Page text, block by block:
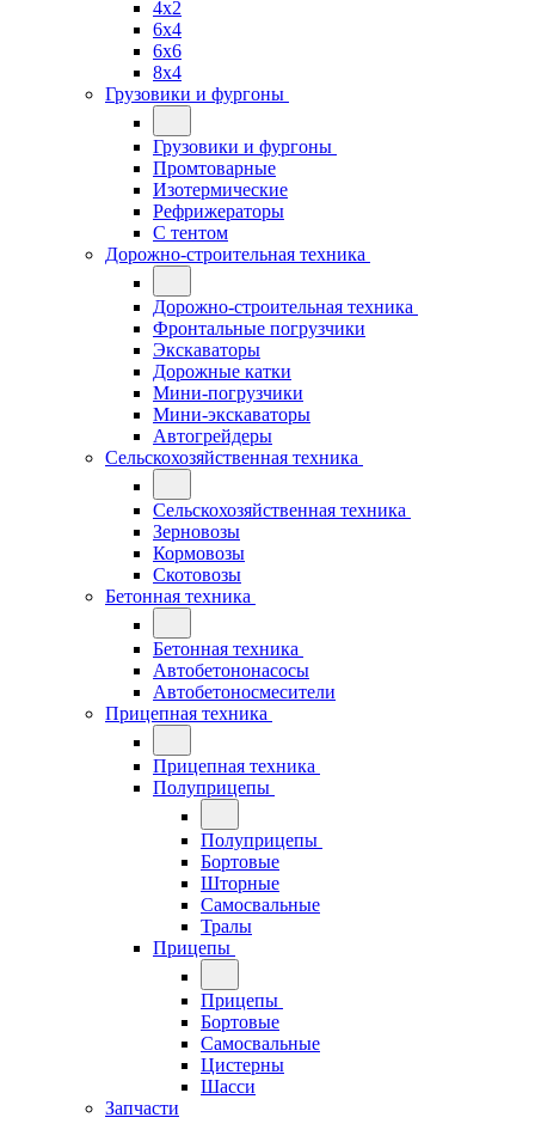
4x2
6x4
6x6
8x4
Грузовики и фургоны
Грузовики и фургоны
Промтоварные
Изотермические
Рефрижераторы
С тентом
Дорожно-строительная техника
Дорожно-строительная техника
Фронтальные погрузчики
Экскаваторы
Дорожные катки
Мини-погрузчики
Мини-экскаваторы
Автогрейдеры
Сельскохозяйственная техника
Сельскохозяйственная техника
Зерновозы
Кормовозы
Скотовозы
Бетонная техника
Бетонная техника
Автобетононасосы
Автобетоносмесители
Прицепная техника
Прицепная техника
Полуприцепы
Полуприцепы
Бортовые
Шторные
Самосвальные
Тралы
Прицепы
Прицепы
Бортовые
Самосвальные
Цистерны
Шасси
Запчасти